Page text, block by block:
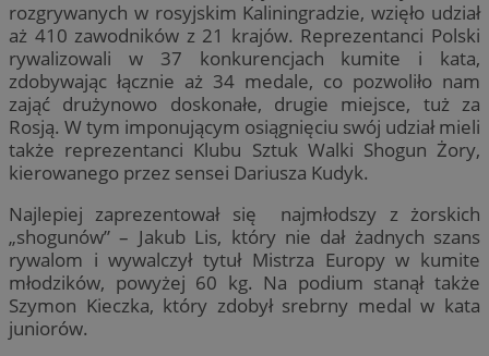
rozgrywanych w rosyjskim Kaliningradzie, wzięło udział
aż 410 zawodników z 21 krajów. Reprezentanci Polski
rywalizowali w 37 konkurencjach kumite i kata,
zdobywając łącznie aż 34 medale, co pozwoliło nam
zająć drużynowo doskonałe, drugie miejsce, tuż za
Rosją. W tym imponującym osiągnięciu swój udział mieli
także reprezentanci Klubu Sztuk Walki Shogun Żory,
kierowanego przez sensei Dariusza Kudyk.
Najlepiej zaprezentował się najmłodszy z żorskich
„shogunów” – Jakub Lis, który nie dał żadnych szans
rywalom i wywalczył tytuł Mistrza Europy w kumite
młodzików, powyżej 60 kg. Na podium stanął także
Szymon Kieczka, który zdobył srebrny medal w kata
juniorów.